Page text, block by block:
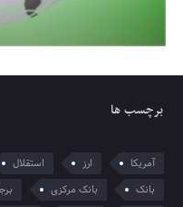
برچسب ها
آمریکا ارز استقلال
بانک
بانک مرکزی